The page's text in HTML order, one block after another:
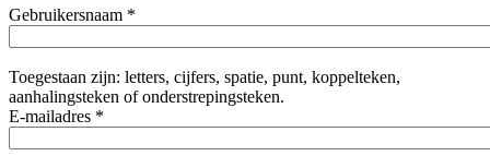
Gebruikersnaam *
Toegestaan zijn: letters, cijfers, spatie, punt, koppelteken,
aanhalingsteken of onderstrepingsteken.
E-mailadres *